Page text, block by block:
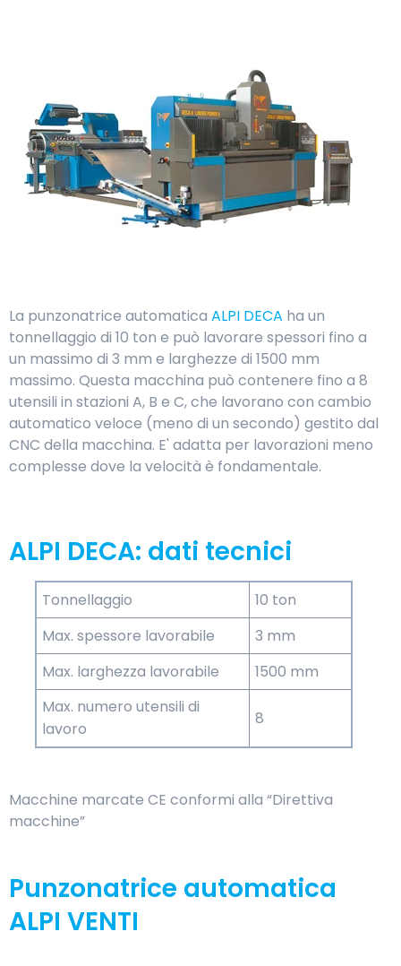
La punzonatrice automatica ALPI DECA ha un
tonnellaggio di 10 ton e può lavorare spessori fino a
un massimo di 3 mm e larghezze di 1500 mm
massimo. Questa macchina può contenere fino a 8
utensili in stazioni A, B e C, che lavorano con cambio
automatico veloce (meno di un secondo) gestito dal
CNC della macchina. E' adatta per lavorazioni meno
complesse dove la velocità è fondamentale.
ALPI DECA: dati tecnici
Tonnellaggio
10 ton
Max. spessore lavorabile
3 mm
Max. larghezza lavorabile
1500 mm
Max. numero utensili di
lavoro
8
Macchine marcate CE conformi alla “Direttiva
macchine”
Punzonatrice automatica
ALPI VENTI